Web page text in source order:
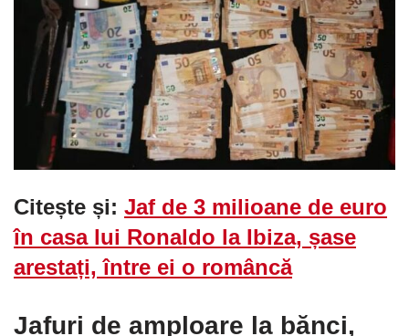
Citește și: Jaf de 3 milioane de euro
în casa lui Ronaldo la Ibiza, șase
arestați, între ei o româncă
Jafuri de amploare la bănci,